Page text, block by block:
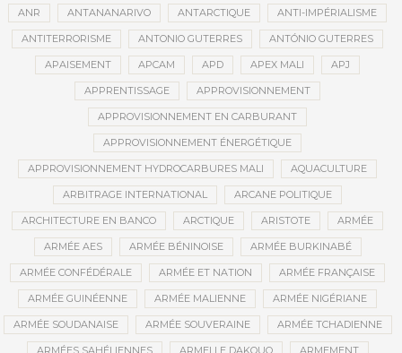
ANR ANTANANARIVO ANTARCTIQUE ANTI-IMPÉRIALISME
ANTITERRORISME ANTONIO GUTERRES ANTÓNIO GUTERRES
APAISEMENT APCAM APD APEX MALI APJ
APPRENTISSAGE APPROVISIONNEMENT
APPROVISIONNEMENT EN CARBURANT
APPROVISIONNEMENT ÉNERGÉTIQUE
APPROVISIONNEMENT HYDROCARBURES MALI AQUACULTURE
ARBITRAGE INTERNATIONAL ARCANE POLITIQUE
ARCHITECTURE EN BANCO ARCTIQUE ARISTOTE ARMÉE
ARMÉE AES ARMÉE BÉNINOISE ARMÉE BURKINABÉ
ARMÉE CONFÉDÉRALE ARMÉE ET NATION ARMÉE FRANÇAISE
ARMÉE GUINÉENNE ARMÉE MALIENNE ARMÉE NIGÉRIANE
ARMÉE SOUDANAISE ARMÉE SOUVERAINE ARMÉE TCHADIENNE
ARMÉES SAHÉLIENNES ARMELLE DAKOUO ARMEMENT